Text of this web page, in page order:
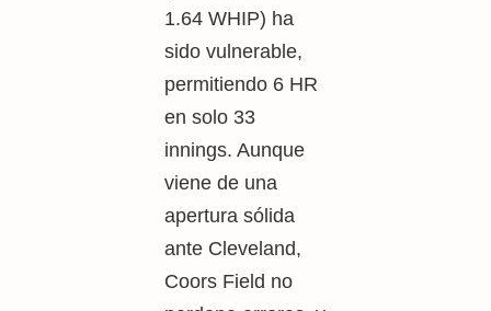
1.64 WHIP) ha
sido vulnerable,
permitiendo 6 HR
en solo 33
innings. Aunque
viene de una
apertura sólida
ante Cleveland,
Coors Field no